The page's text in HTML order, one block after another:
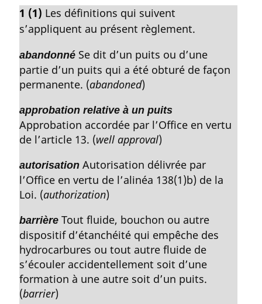
e
d
e
a
s
d
p
a
g
p
a
g
e
d
e
a
g
e
r
à
a
r
é
f
r
e
n
e
d
e
a
n
o
e
d
e
1 (1) Les définitions qui suivent
s’appliquent au présent règlement.
abandonné Se dit d’un puits ou d’une
partie d’un puits qui a été obturé de façon
permanente. (abandoned)
approbation relative à un puits
Approbation accordée par l’Office en vertu
de l’article 13. (well approval)
autorisation Autorisation délivrée par
l’Office en vertu de l’alinéa 138(1)b) de la
Loi. (authorization)
barrière Tout fluide, bouchon ou autre
dispositif d’étanchéité qui empêche des
hydrocarbures ou tout autre fluide de
s’écouler accidentellement soit d’une
formation à une autre soit d’un puits.
(barrier)